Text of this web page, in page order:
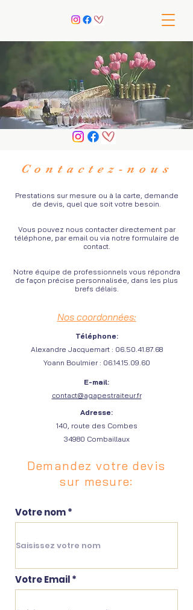
Contactez-nous
Prestations sur mesure ou à la carte, demande
de devis, quel que soit votre besoin.
Vous pouvez nous contacter directement par
téléphone, par email ou via notre formulaire de
contact.
Notre équipe de professionnels vous répondra
de façon précise personnalisée, dans les plus
brefs délais.
Nos coordonnées:
Téléphone:
Alexandre Jacquemart : 06.50.41.87.68
Yoann Boulmier : 06.14.15.09.60
E-mail:
contact@agapestraiteur.fr
Adresse:
140, route des Combes
34980 Combaillaux
Demandez votre devis
sur mesure:
Votre nom
Votre Email